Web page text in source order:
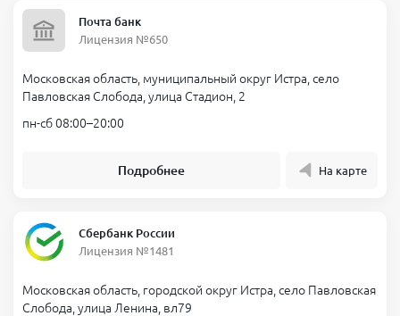
Почта банк
Лицензия №650
Московская область, муниципальный округ Истра, село
Павловская Слобода, улица Стадион, 2
пн-сб 08:00–20:00
Подробнее На карте
Сбербанк России
Лицензия №1481
Московская область, городской округ Истра, село Павловская
Слобода, улица Ленина, вл79